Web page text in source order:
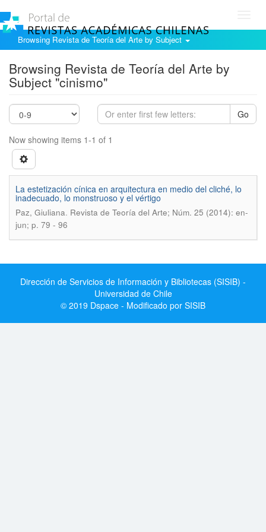
Browsing Revista de Teoría del Arte by Subject
Browsing Revista de Teoría del Arte by
Subject "cinismo"
Go
Now showing items 1-1 of 1
La estetización cínica en arquitectura en medio del cliché, lo
inadecuado, lo monstruoso y el vértigo
Paz, Giuliana. Revista de Teoría del Arte; Núm. 25 (2014): en-
jun; p. 79 - 96
Dirección de Servicios de Información y Bibliotecas (SISIB) -
Universidad de Chile
© 2019 Dspace - Modificado por SISIB